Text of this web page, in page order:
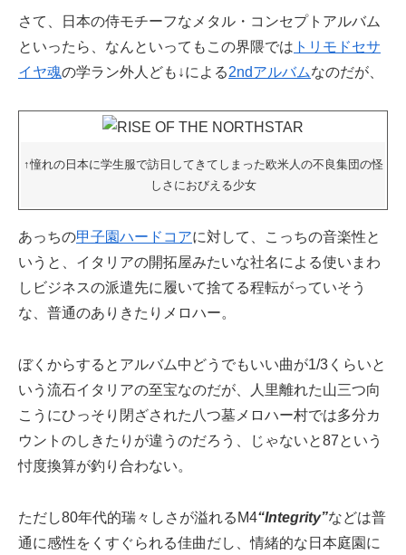
さて、日本の侍モチーフなメタル・コンセプトアルバム
といったら、なんといってもこの界隈では トリモドセサ
イヤ魂の学ラン外人ども↓による2ndアルバムなのだが、
↑憧れの日本に学生服で訪日してきてしまった欧米人の不良集団の怪
しさにおびえる少女
あっちの甲子園ハードコアに対して、こっちの音楽性と
いうと、イタリアの開拓屋みたいな社名による使いまわ
しビジネスの派遣先に履いて捨てる程転がっていそう
な、普通のありきたりメロハー。
ぼくからするとアルバム中どうでもいい曲が1/3くらいと
いう流石イタリアの至宝なのだが、人里離れた山三つ向
こうにひっそり閉ざされた八つ墓メロハー村では多分カ
ウントのしきたりが違うのだろう、じゃないと87という
忖度換算が釣り合わない。
ただし80年代的瑞々しさが溢れるM4“Integrity”などは普
通に感性をくすぐられる佳曲だし、情緒的な日本庭園に